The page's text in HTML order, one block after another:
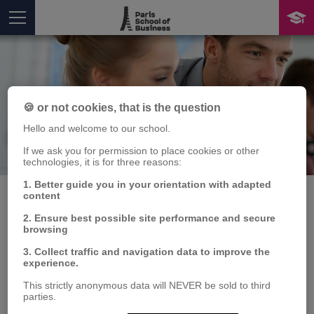
You are herePublication
M.B.A – L’essentiel du
Management
Jean-Marc LEHU
🍪 or not cookies, that is the question
Hello and welcome to our school.
If we ask you for permission to place cookies or other
technologies, it is for three reasons:
1. Better guide you in your orientation with adapted
content
2. Ensure best possible site performance and secure
browsing
3. Collect traffic and navigation data to improve the
experience.
This strictly anonymous data will NEVER be sold to third
parties.